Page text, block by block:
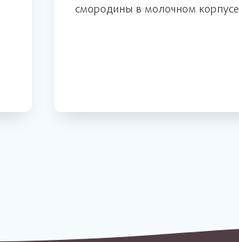
смородины в молочном корпусе